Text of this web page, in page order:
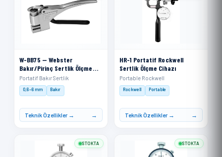
W-BB75 — Webster
Bakır/Pirinç Sertlik Ölçme
Cihazı
Portatif Bakır Sertlik
0,6–6 mm Bakır
Teknik Özellikler →
HR-1 Portatif Rockwell
Sertlik Ölçme Cihazı
Portable Rockwell
Rockwell Portable
Teknik Özellikler →
STOKTA STOKTA